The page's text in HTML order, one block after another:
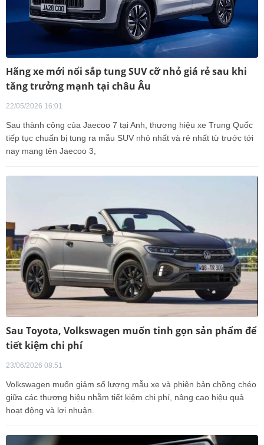
Hãng xe mới nổi sắp tung SUV cỡ nhỏ giá rẻ sau khi
tăng trưởng mạnh tại châu Âu
22/05/2026 16:01
Sau thành công của Jaecoo 7 tại Anh, thương hiệu xe Trung Quốc
tiếp tục chuẩn bị tung ra mẫu SUV nhỏ nhất và rẻ nhất từ trước tới
nay mang tên Jaecoo 3,
Sau Toyota, Volkswagen muốn tinh gọn sản phẩm để
tiết kiệm chi phí
23/06/2026 08:51
Volkswagen muốn giảm số lượng mẫu xe và phiên bản chồng chéo
giữa các thương hiệu nhằm tiết kiệm chi phí, nâng cao hiệu quả
hoạt động và lợi nhuận.